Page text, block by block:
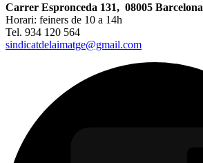
Carrer Espronceda 131, 08005 Barcelona
Horari: feiners de 10 a 14h
Tel. 934 120 564
sindicatdelaimatge@gmail.com